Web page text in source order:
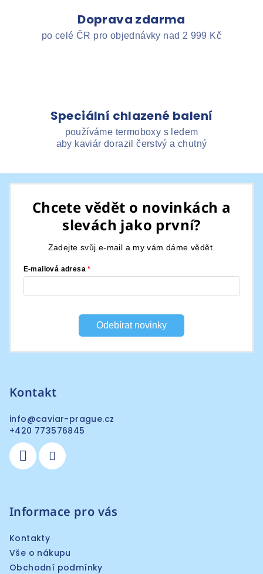
Doprava zdarma
po celé ČR pro objednávky nad 2 999 Kč
Speciální chlazené balení
používáme termoboxy s ledem
aby kaviár dorazil čerstvý a chutný
Chcete vědět o novinkách a
slevách jako první?
Zadejte svůj e-mail a my vám dáme vědět.
E-mailová adresa
Odebírat novinky
Kontakt
info@caviar-prague.cz
+420 773576845
Informace pro vás
Kontakty
Vše o nákupu
Obchodní podmínky